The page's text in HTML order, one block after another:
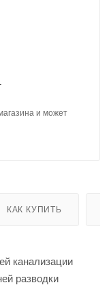
и может
КАК КУПИТЬ
канализации
разводки